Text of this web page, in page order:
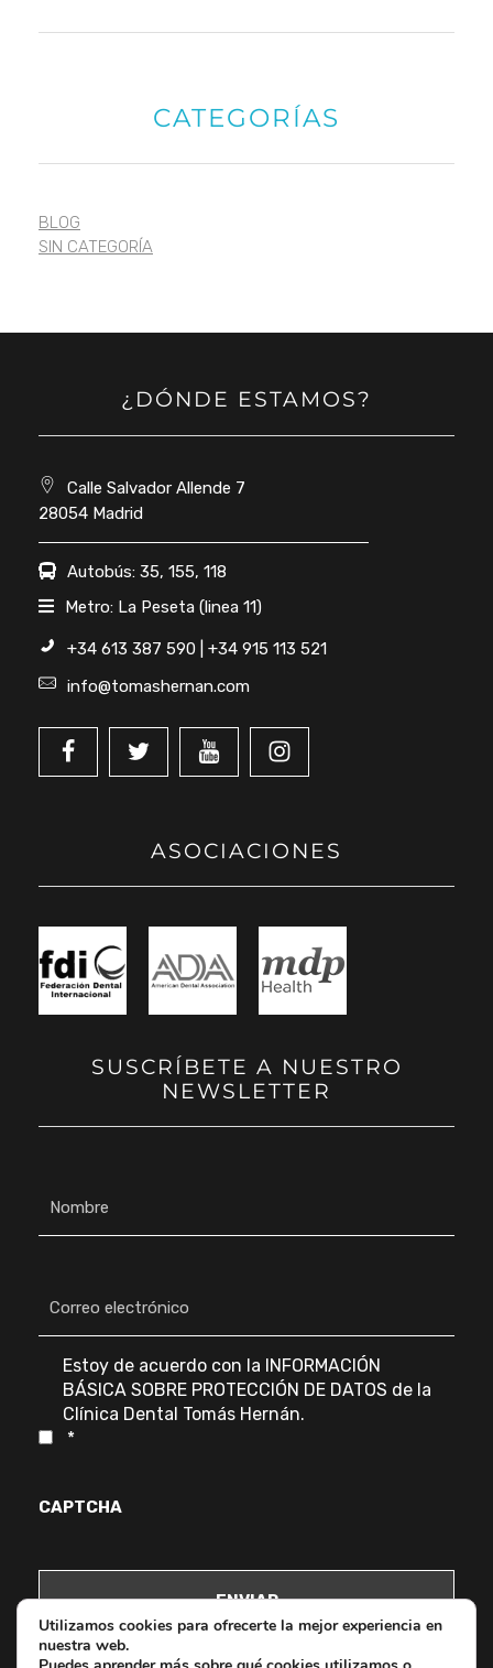
CATEGORÍAS
BLOG
SIN CATEGORÍA
¿DÓNDE ESTAMOS?
Calle Salvador Allende 7
28054 Madrid
Autobús: 35, 155, 118
Metro: La Peseta (linea 11)
+34 613 387 590 | +34 915 113 521
info@tomashernan.com
ASOCIACIONES
SUSCRÍBETE A NUESTRO
NEWSLETTER
m
b
*
r
e
r
i
*
s
e
i
e
n
t
o
*
Estoy de acuerdo con la INFORMACIÓN
BÁSICA SOBRE PROTECCIÓN DE DATOS de la
Clínica Dental Tomás Hernán.
*
CAPTCHA
Utilizamos cookies para ofrecerte la mejor experiencia en
nuestra web.